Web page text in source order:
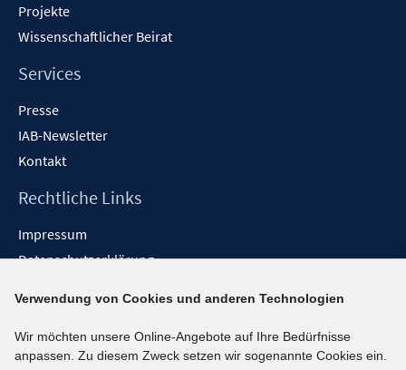
Projekte
Wissenschaftlicher Beirat
Services
Presse
IAB-Newsletter
Kontakt
Rechtliche Links
Impressum
Datenschutzerklärung
Barrieren melden
Social-Media-Kanäle
Verwendung von Cookies und anderen Technologien
Wir möchten unsere Online-Angebote auf Ihre Bedürfnisse
anpassen. Zu diesem Zweck setzen wir sogenannte Cookies ein.